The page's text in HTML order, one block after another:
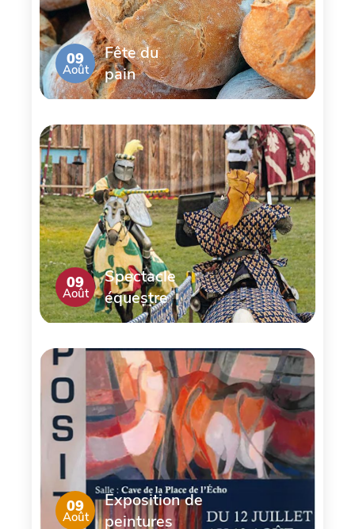
09
Août
Fête du
pain
09
Août
Spectacle
équestre
09
Août
Exposition de
peintures